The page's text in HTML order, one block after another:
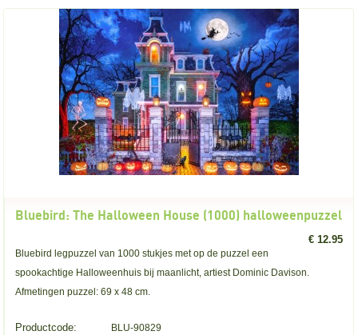
Bluebird: The Halloween House (1000) halloweenpuzzel
€ 12.95
Bluebird legpuzzel van 1000 stukjes met op de puzzel een
spookachtige Halloweenhuis bij maanlicht, artiest Dominic Davison.
Afmetingen puzzel: 69 x 48 cm.
Productcode: BLU-90829